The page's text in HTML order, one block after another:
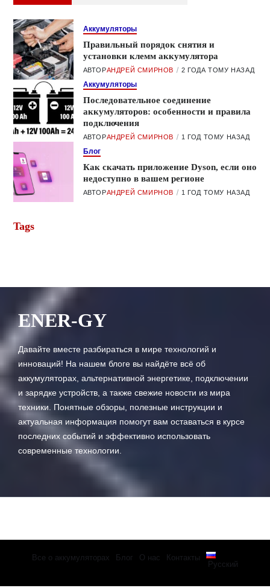
Аккумуляторы
Правильный порядок снятия и
установки клемм аккумулятора
АВТОРАНДРЕЙ СМИРНОВ 2 ГОДА ТОМУ НАЗАД
Аккумуляторы
Последовательное соединение
аккумуляторов: особенности и правила
подключения
АВТОРАНДРЕЙ СМИРНОВ 1 ГОД ТОМУ НАЗАД
Блог
Как скачать приложение Dyson, если оно
недоступно в вашем регионе
АВТОРАНДРЕЙ СМИРНОВ 1 ГОД ТОМУ НАЗАД
Tags
ENER-GY
Давайте вместе разбираться в мире технологий и
инноваций! На нашем блоге вы найдёте всё об
аккумуляторах, альтернативной энергетике, подключении
и зарядке устройств, а также свежие новости из мира
техники. Понятные обзоры, полезные инструкции и
актуальная информация помогут вам оставаться в курсе
последних событий и эффективно использовать
современные технологии.
Все о аккумуляторах Блог О нас Контакты
Русский